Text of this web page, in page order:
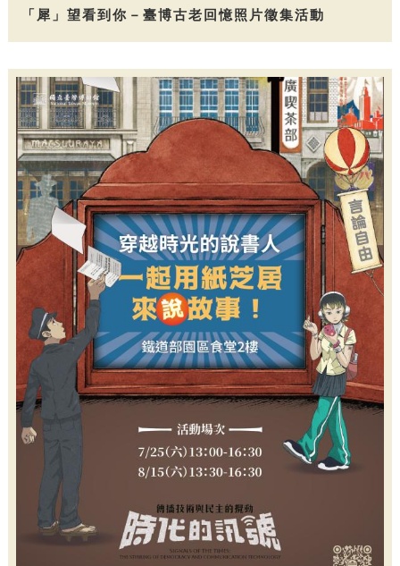
「犀」望看到你－臺博古老回憶照片徵集活動